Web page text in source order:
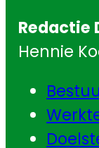
Redactie
Hennie